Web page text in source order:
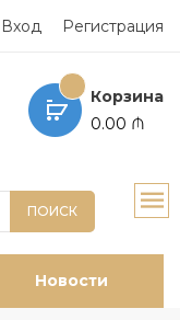
Вход Регистрация
Корзина
0.00 ₼
ПОИСК
Новости